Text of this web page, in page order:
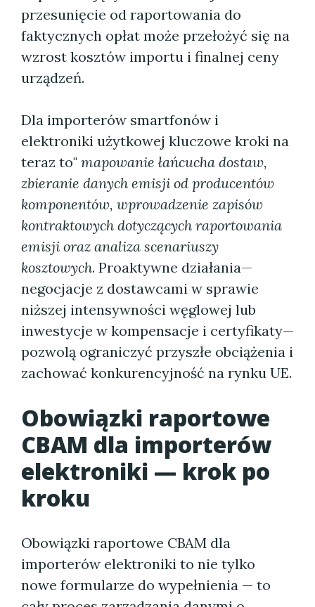
przesunięcie od raportowania do
faktycznych opłat może przełożyć się na
wzrost kosztów importu i finalnej ceny
urządzeń.
Dla importerów smartfonów i
elektroniki użytkowej kluczowe kroki na
teraz to" mapowanie łańcucha dostaw,
zbieranie danych emisji od producentów
komponentów, wprowadzenie zapisów
kontraktowych dotyczących raportowania
emisji oraz analiza scenariuszy
kosztowych. Proaktywne działania—
negocjacje z dostawcami w sprawie
niższej intensywności węglowej lub
inwestycje w kompensacje i certyfikaty—
pozwolą ograniczyć przyszłe obciążenia i
zachować konkurencyjność na rynku UE.
Obowiązki raportowe
CBAM dla importerów
elektroniki — krok po
kroku
Obowiązki raportowe CBAM dla
importerów elektroniki to nie tylko
nowe formularze do wypełnienia — to